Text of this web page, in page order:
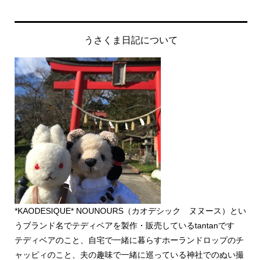
うさくま日記について
*KAODESIQUE* NOUNOURS（カオデシック ヌヌース）とい
うブランド名でテディベアを製作・販売しているtantanです
テディベアのこと、自宅で一緒に暮らすホーランドロップのチ
ャッピィのこと、夫の趣味で一緒に巡っている神社でのぬい撮